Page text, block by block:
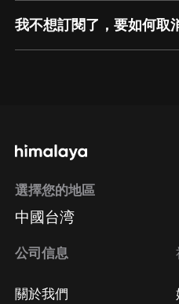
我不想訂閱了，要如何取
方法 Google Play取消訂閱方
選擇您的地區
中國台湾
公司信息
關於我們